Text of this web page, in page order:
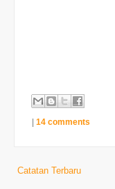
| 14 comments
Catatan Terbaru